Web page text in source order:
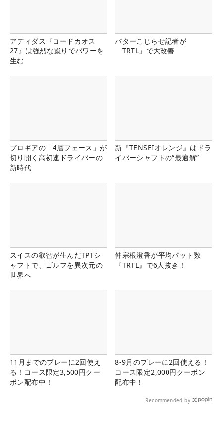
アディダス『コードカオス
27』は強烈な蹴りでパワーを
生む
パターこじらせ記者が
「TRTL」で大改善
プロギアの「4層フェース」が
切り開く高初速ドライバーの
新時代
新『TENSEIオレンジ』はドラ
イバーシャフトの“最適解”
スイスの叡智が生んだTPTシ
ャフトで、ゴルフを異次元の
世界へ
仲宗根澄香が平均パット数
『TRTL』で6人抜き！
11月までのプレーに2回使え
る！コース限定3,500円クー
ポン配布中！
8-9月のプレーに2回使える！
コース限定2,000円クーポン
配布中！
Recommended by